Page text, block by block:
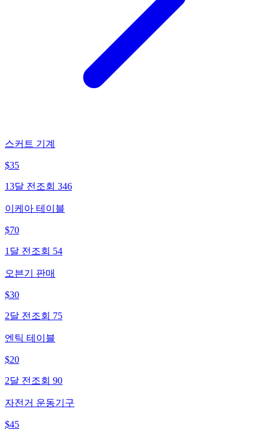
스커트 기계
$35
13달 전 조회 346
이케아 테이블
$70
1달 전 조회 54
오븐기 판매
$30
2달 전 조회 75
엔틱 테이블
$20
2달 전 조회 90
자전거 운동기구
$45